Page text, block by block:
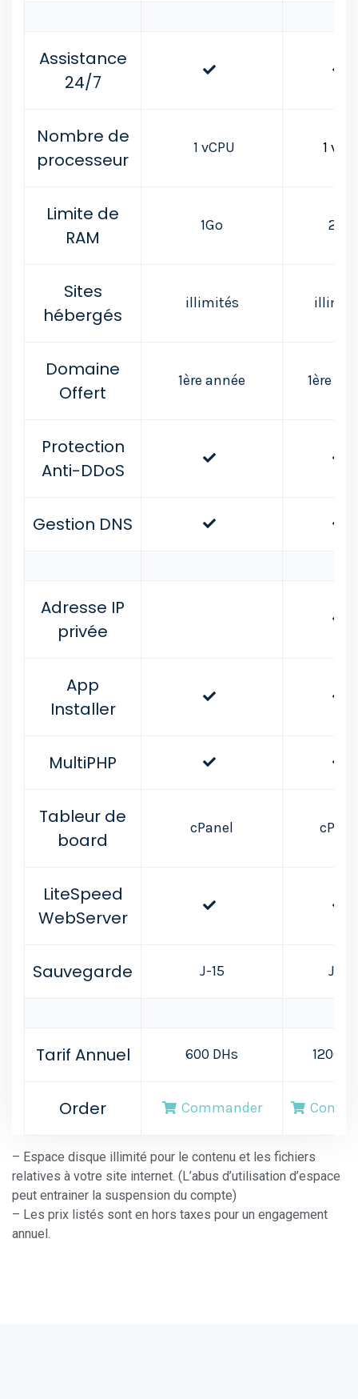
Assistance
24/7
Nombre de
processeur
1 vCPU 1
Limite de
RAM
1Go 2Go
Sites
hébergés
illimités
Domaine
Offert
1ère année 1ère
Protection
Anti-DDoS
Gestion DNS
Adresse IP
privée
App
Installer
MultiPHP
Tableur de
board
cPanel
LiteSpeed
WebServer
Sauvegarde J-15 J-15
Tarif Annuel 600 DHs 1200
Order Commander
– Espace disque illimité pour le contenu et les fichiers
relatives à votre site internet. (L’abus d’utilisation d’espace
peut entrainer la suspension du compte)
– Les prix listés sont en hors taxes pour un engagement
annuel.